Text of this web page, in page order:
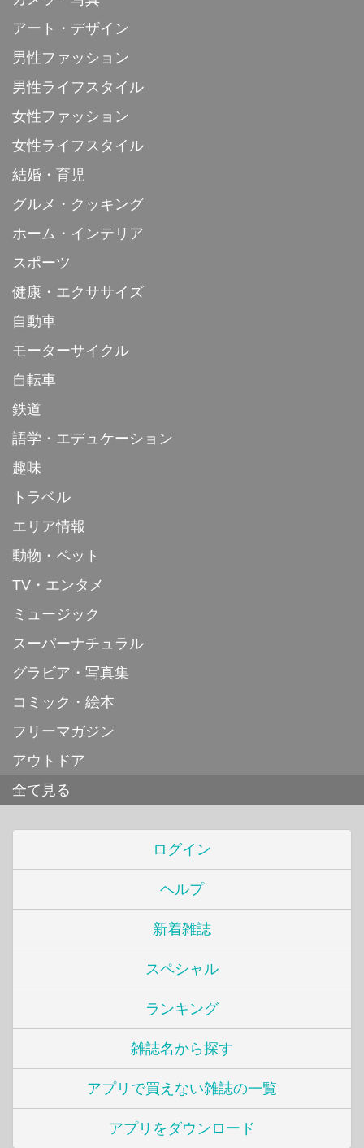
アート・デザイン
男性ファッション
男性ライフスタイル
女性ファッション
女性ライフスタイル
結婚・育児
グルメ・クッキング
ホーム・インテリア
スポーツ
健康・エクササイズ
自動車
モーターサイクル
自転車
鉄道
語学・エデュケーション
趣味
トラベル
エリア情報
動物・ペット
TV・エンタメ
ミュージック
スーパーナチュラル
グラビア・写真集
コミック・絵本
フリーマガジン
アウトドア
全て見る
ログイン
ヘルプ
新着雑誌
スペシャル
ランキング
雑誌名から探す
アプリで買えない雑誌の一覧
アプリをダウンロード